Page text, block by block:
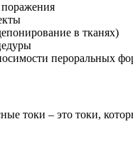
поражения
в тканях)
пероральных
токи – это токи,